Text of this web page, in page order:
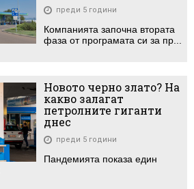
преди 5 години
Компанията започна втората
фаза от програмата си за пр...
Новото черно злато? На
какво залагат
петролните гиганти
днес
преди 5 години
Пандемията показа един